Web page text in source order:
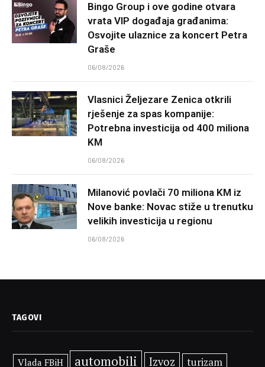
Bingo Group i ove godine otvara
vrata VIP događaja građanima:
Osvojite ulaznice za koncert Petra
Graše
06/08/2026
Vlasnici Željezare Zenica otkrili
rješenje za spas kompanije:
Potrebna investicija od 400 miliona
KM
06/08/2026
Milanović povlači 70 miliona KM iz
Nove banke: Novac stiže u trenutku
velikih investicija u regionu
06/08/2026
TAGOVI
Vlada FBiH automobili Izvoz turizam